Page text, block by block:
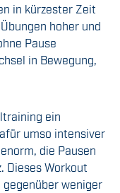
in kürzester Zeit
hoher und
Pause
in Bewegung,
ein
umso intensiver
die Pausen
Dieses Workout
weniger